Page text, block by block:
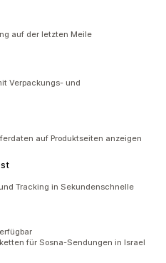
auf der letzten Meile
Verpackungs- und
auf Produktseiten anzeigen
Tracking in Sekundenschnelle
für Sosna-Sendungen in Israel